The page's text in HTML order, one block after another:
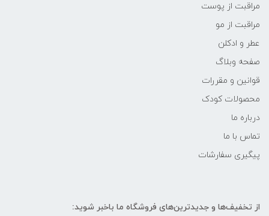
مراقبت از پوست
مراقبت از مو
عطر و ادکلن
صفحه وبلاگ
قوانین و مقررات
محصولات کودک
درباره ما
تماس با ما
پیگیری سفارشات
از تخفیف‌ها و جدیدترین‌های فروشگاه ما باخبر شوید: